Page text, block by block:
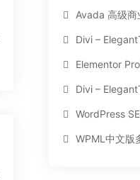
Avada 高级商
Divi –
Elementor Pro 可
Divi –
WordPress
WPML中文版